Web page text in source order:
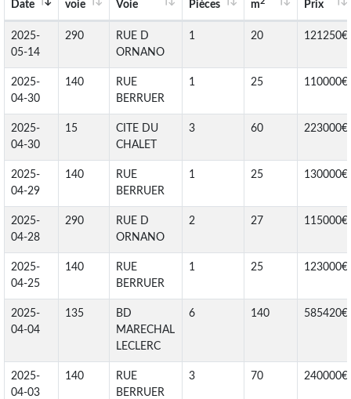
Date
voie
Voie
Pièces
m
Prix
2025-
05-14
290
RUE D
ORNANO
1 20 121250€
2025-
04-30
140
RUE
BERRUER
1 25 110000€
2025-
04-30
15
CITE DU
CHALET
3 60 223000€
2025-
04-29
140
RUE
BERRUER
1 25 130000€
2025-
04-28
290
RUE D
ORNANO
2 27 115000€
2025-
04-25
140
RUE
BERRUER
1 25 123000€
2025-
04-04
135
BD
MARECHAL
LECLERC
6 140 585420€
2025-
04-03
140
RUE
BERRUER
3 70 240000€